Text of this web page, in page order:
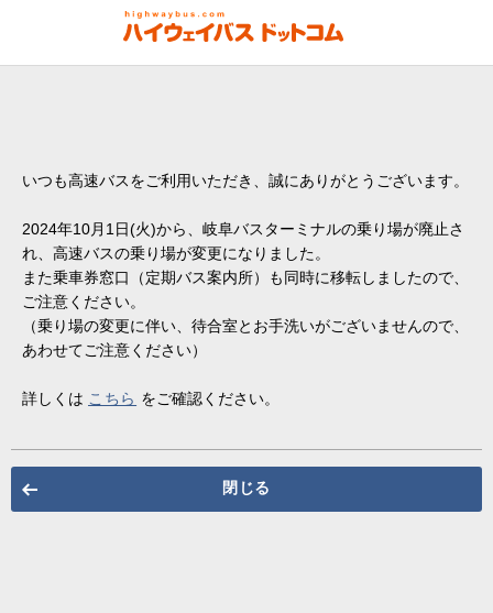
いつも高速バスをご利用いただき、誠にありがとうございます。
2024年10月1日(火)から、岐阜バスターミナルの乗り場が廃止さ
れ、高速バスの乗り場が変更になりました。
また乗車券窓口（定期バス案内所）も同時に移転しましたので、
ご注意ください。
（乗り場の変更に伴い、待合室とお手洗いがございませんので、
あわせてご注意ください）
詳しくは こちら をご確認ください。
閉じる